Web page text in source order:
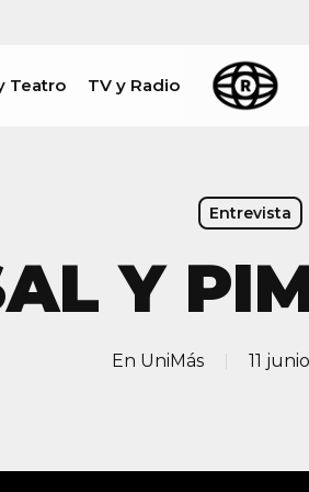
Teatro TV y Radio
Entrevista
Y
En UniMás 11